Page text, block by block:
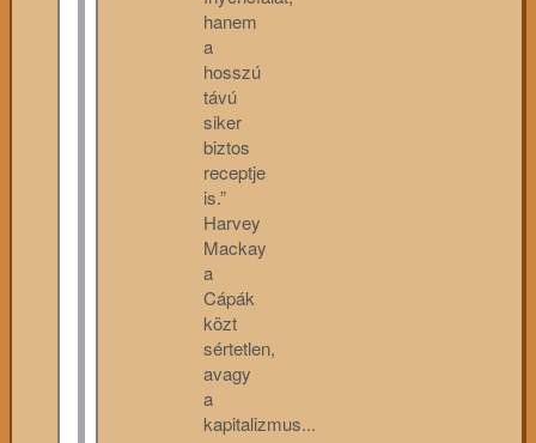
hanem
a
hosszú
távú
siker
biztos
receptje
is.”
Harvey
Mackay
a
Cápák
közt
sértetlen,
avagy
a
kapitalizmus...